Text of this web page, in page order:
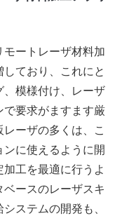
ートレーザ材料加
ており、これにと
、模様付け、レーザ
で要求がますます厳
ーザの多くは、こ
に使えるように開
工を最適に行うよ
ースのレーザスキ
ステムの開発も、